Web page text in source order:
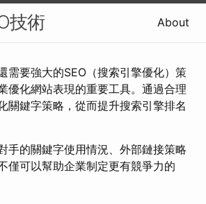
技術 About
需要強大的SEO（搜索引擎優化）策
優化網站表現的重要工具。通過合理
關鍵字策略，從而提升搜索引擎排名
手的關鍵字使用情況、外部鏈接策略
僅可以幫助企業制定更有競爭力的